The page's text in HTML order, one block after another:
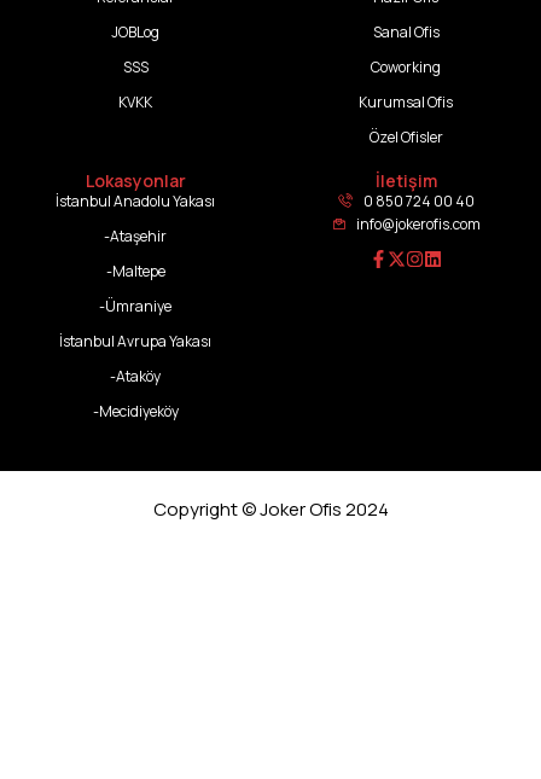
JOBLog
SSS
KVKK
Sanal Ofis
Coworking
Kurumsal Ofis
Özel Ofisler
Lokasyonlar
İstanbul Anadolu Yakası
-Ataşehir
-Maltepe
-Ümraniye
İstanbul Avrupa Yakası
-Ataköy
-Mecidiyeköy
İletişim
0 850 724 00 40
info@jokerofis.com
Copyright © Joker Ofis 2024